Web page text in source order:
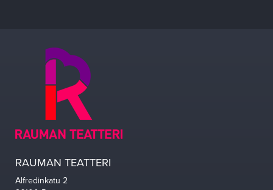
RAUMAN TEATTERI
Alfredinkatu 2